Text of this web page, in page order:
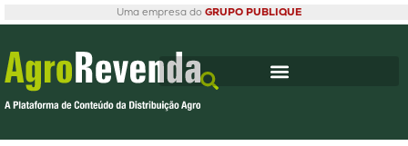
Uma empresa do GRUPO PUBLIQUE